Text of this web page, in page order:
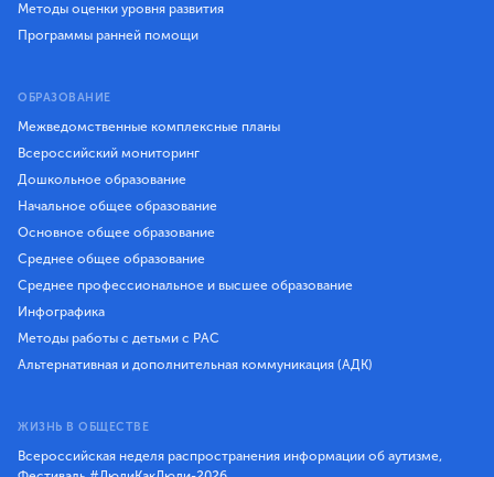
Методы оценки уровня развития
Программы ранней помощи
ОБРАЗОВАНИЕ
Межведомственные комплексные планы
Всероссийский мониторинг
Дошкольное образование
Начальное общее образование
Основное общее образование
Среднее общее образование
Среднее профессиональное и высшее образование
Инфографика
Методы работы с детьми с РАС
Альтернативная и дополнительная коммуникация (АДК)
ЖИЗНЬ В ОБЩЕСТВЕ
Всероссийская неделя распространения информации об аутизме,